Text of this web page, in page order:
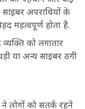
अपराधियों के
महत्वपूर्ण होता है.
को लगातार
या अन्य साइबर ठगी
लोगों को सतर्क रहने